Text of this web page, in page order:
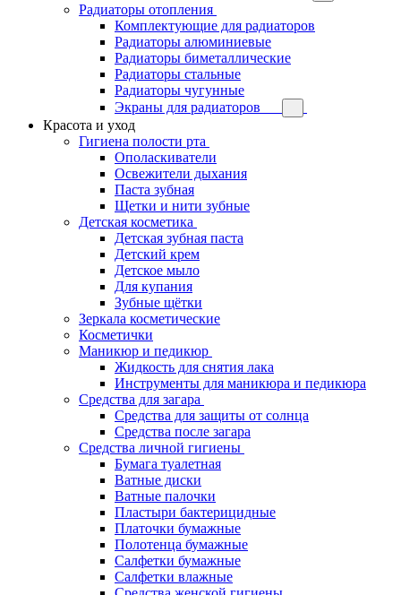
Радиаторы отопления
Комплектующие для радиаторов
Радиаторы алюминиевые
Радиаторы биметаллические
Радиаторы стальные
Радиаторы чугунные
Экраны для радиаторов
Красота и уход
Гигиена полости рта
Ополаскиватели
Освежители дыхания
Паста зубная
Щетки и нити зубные
Детская косметика
Детская зубная паста
Детский крем
Детское мыло
Для купания
Зубные щётки
Зеркала косметические
Косметички
Маникюр и педикюр
Жидкость для снятия лака
Инструменты для маникюра и педикюра
Средства для загара
Средства для защиты от солнца
Средства после загара
Средства личной гигиены
Бумага туалетная
Ватные диски
Ватные палочки
Пластыри бактерицидные
Платочки бумажные
Полотенца бумажные
Салфетки бумажные
Салфетки влажные